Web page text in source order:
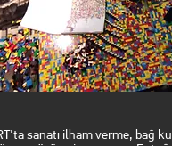
sanatı ilham verme, bağ